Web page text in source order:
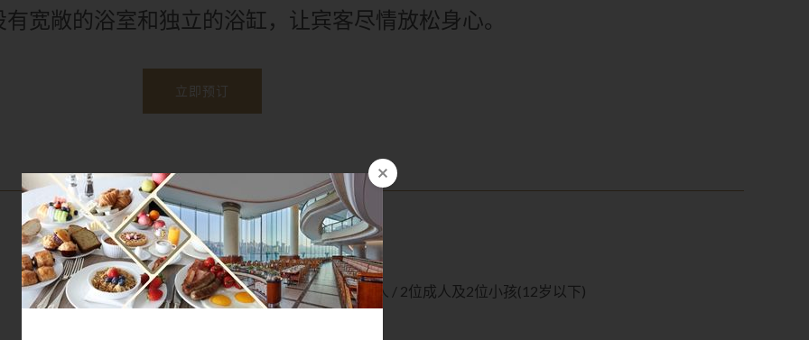
宽敞的浴室和独立的浴缸，让宾客尽情放松身心。
立即预订
其他
特大睡床 / 双人睡床
最大宾客容量︰3位成人 / 2位成人及2位小孩(12岁以下)